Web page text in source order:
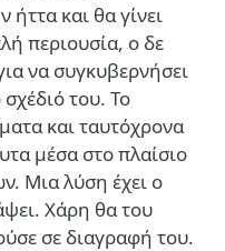
και θα γίνει
περιουσία, ο δε
να συγκυβερνήσει
του. Το
και ταυτόχρονα
μέσα στο πλαίσιο
Μια λύση έχει ο
Χάρη θα του
σε διαγραφή του.